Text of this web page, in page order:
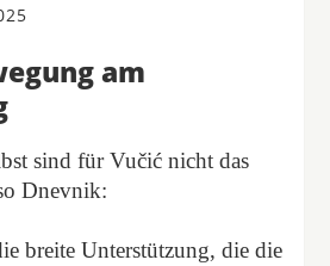
am
sind für Vučić nicht das
Dnevnik:
breite Unterstützung, die die